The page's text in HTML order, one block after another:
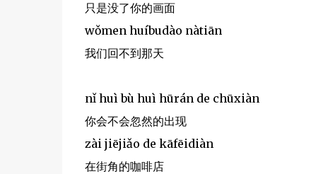
只是没了你的画面
wǒmen huíbudào nàtiān
我们回不到那天
nǐ huì bù huì hūrán de chūxiàn
你会不会忽然的出现
zài jiējiǎo de kāfēidiàn
在街角的咖啡店